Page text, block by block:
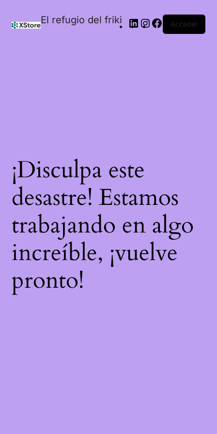
El refugio del friki Acceder
¡Disculpa este
desastre! Estamos
trabajando en algo
increíble, ¡vuelve
pronto!